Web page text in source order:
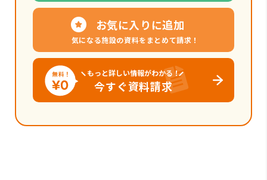
お気に入りに追加
気になる施設の資料をまとめて請求！
もっと詳しい情報がわかる！
今すぐ資料請求